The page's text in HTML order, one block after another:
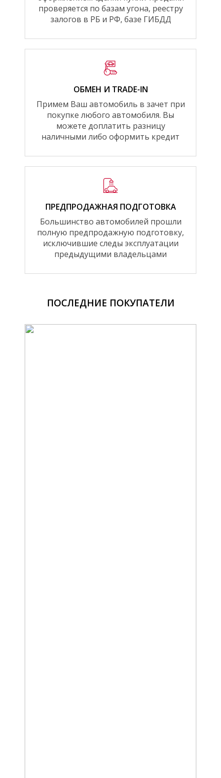
проверяется по базам угона, реестру
залогов в РБ и РФ, базе ГИБДД
ОБМЕН И TRADE-IN
Примем Ваш автомобиль в зачет при
покупке любого автомобиля. Вы
можете доплатить разницу
наличными либо оформить кредит
ПРЕДПРОДАЖНАЯ ПОДГОТОВКА
Большинство автомобилей прошли
полную предпродажную подготовку,
исключившие следы эксплуатации
предыдущими владельцами
ПОСЛЕДНИЕ ПОКУПАТЕЛИ